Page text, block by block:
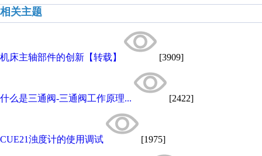
相关主题
机床主轴部件的创新【转载】 [3909]
什么是三通阀-三通阀工作原理... [2422]
CUE21浊度计的使用调试 [1975]